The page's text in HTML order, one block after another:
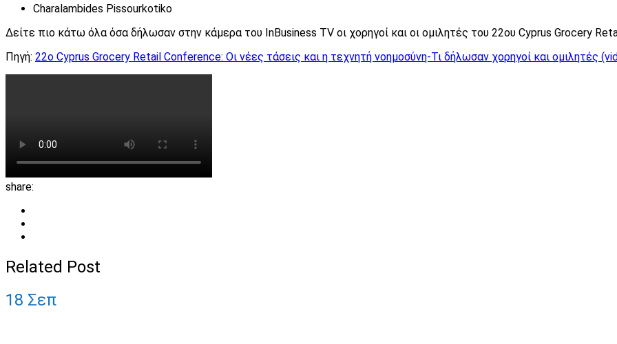
Charalambides Pissourkotiko
Δείτε πιο κάτω όλα όσα δήλωσαν στην κάμερα του InBusiness TV οι χορηγοί και οι ομιλητές του 22ου Cyprus Grocery
Πηγή: 22ο Cyprus Grocery Retail Conference: Οι νέες τάσεις και η τεχνητή νοημοσύνη-Τι δήλωσαν χορηγοί και ομιλητές
share:
Related Post
18 Σεπ